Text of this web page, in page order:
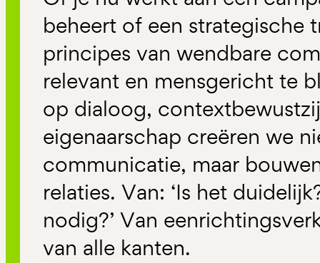
beheert of een strategische
principes van wendbare
relevant en mensgericht te
op dialoog,
eigenaarschap creëren we
communicatie, maar
relaties. Van: ‘Is het
nodig?’ Van
van alle kanten.